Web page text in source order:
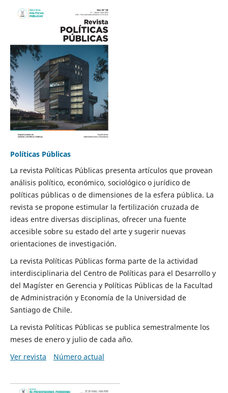
Políticas Públicas
La revista Políticas Públicas presenta artículos que provean
análisis político, económico, sociológico o jurídico de
políticas públicas o de dimensiones de la esfera pública. La
revista se propone estimular la fertilización cruzada de
ideas entre diversas disciplinas, ofrecer una fuente
accesible sobre su estado del arte y sugerir nuevas
orientaciones de investigación.
La revista Políticas Públicas forma parte de la actividad
interdisciplinaria del Centro de Políticas para el Desarrollo y
del Magíster en Gerencia y Políticas Públicas de la Facultad
de Administración y Economía de la Universidad de
Santiago de Chile.
La revista Políticas Públicas se publica semestralmente los
meses de enero y julio de cada año.
Ver revista
Número actual